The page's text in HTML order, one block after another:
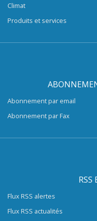
Climat
Produits et services
Abonnement par email
Abonnement par Fax
RSS
Flux RSS alertes
Flux RSS actualités